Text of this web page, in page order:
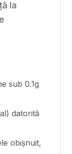
la
sub 0.1g
datorită
obișnuit,